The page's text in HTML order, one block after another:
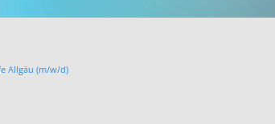
Allgäu (m/w/d)